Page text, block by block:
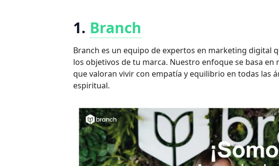
1. Branch
Branch es un equipo de expertos en marketing digital
los objetivos de tu marca. Nuestro enfoque se basa
que valoran vivir con empatía y equilibrio en todas las
espiritual.